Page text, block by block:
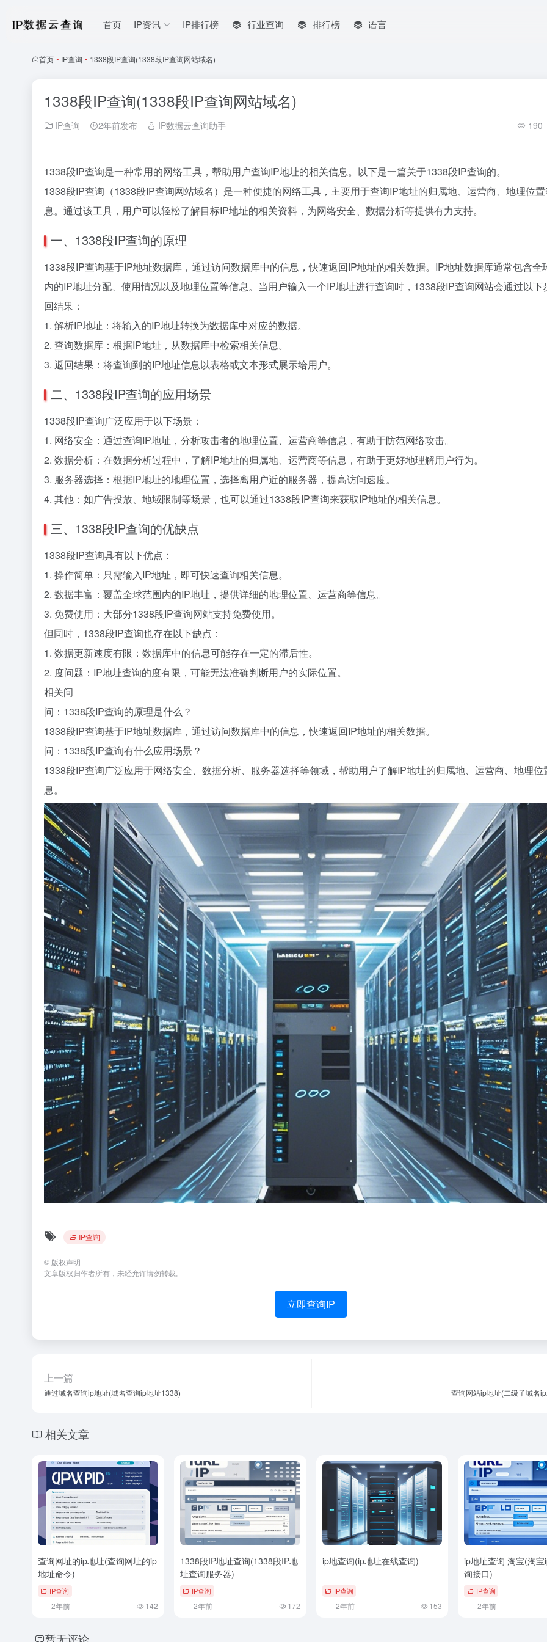
首页 IP资讯 IP排行榜 行业查询 排行榜 语言
首页 • IP查询 • 1338段IP查询(1338段IP查询网站域名)
1338段IP查询(1338段IP查询网站域名)
IP查询 2年前发布 IP数据云查询助手 190
1338段IP查询是一种常用的网络工具，帮助用户查询IP地址的相关信息。以下是一篇关于1338段IP查询的。
1338段IP查询（1338段IP查询网站域名）是一种便捷的网络工具，主要用于查询IP地址的归属地、运营商、地理位
息。通过该工具，用户可以轻松了解目标IP地址的相关资料，为网络安全、数据分析等提供有力支持。
一、1338段IP查询的原理
1338段IP查询基于IP地址数据库，通过访问数据库中的信息，快速返回IP地址的相关数据。IP地址数据库通常包含全
内的IP地址分配、使用情况以及地理位置等信息。当用户输入一个IP地址进行查询时，1338段IP查询网站会通过以下
回结果：
1. 解析IP地址：将输入的IP地址转换为数据库中对应的数据。
2. 查询数据库：根据IP地址，从数据库中检索相关信息。
3. 返回结果：将查询到的IP地址信息以表格或文本形式展示给用户。
二、1338段IP查询的应用场景
1338段IP查询广泛应用于以下场景：
1. 网络安全：通过查询IP地址，分析攻击者的地理位置、运营商等信息，有助于防范网络攻击。
2. 数据分析：在数据分析过程中，了解IP地址的归属地、运营商等信息，有助于更好地理解用户行为。
3. 服务器选择：根据IP地址的地理位置，选择离用户近的服务器，提高访问速度。
4. 其他：如广告投放、地域限制等场景，也可以通过1338段IP查询来获取IP地址的相关信息。
三、1338段IP查询的优缺点
1338段IP查询具有以下优点：
1. 操作简单：只需输入IP地址，即可快速查询相关信息。
2. 数据丰富：覆盖全球范围内的IP地址，提供详细的地理位置、运营商等信息。
3. 免费使用：大部分1338段IP查询网站支持免费使用。
但同时，1338段IP查询也存在以下缺点：
1. 数据更新速度有限：数据库中的信息可能存在一定的滞后性。
2. 度问题：IP地址查询的度有限，可能无法准确判断用户的实际位置。
相关问
问：1338段IP查询的原理是什么？
1338段IP查询基于IP地址数据库，通过访问数据库中的信息，快速返回IP地址的相关数据。
问：1338段IP查询有什么应用场景？
1338段IP查询广泛应用于网络安全、数据分析、服务器选择等领域，帮助用户了解IP地址的归属地、运营商、地理位
息。
IP查询
© 版权声明
文章版权归作者所有，未经允许请勿转载。
立即查询IP
上一篇
通过域名查询ip地址(域名查询ip地址1338) 查询网站ip地址(二级子域名
相关文章
查询网址的ip地址(查询网址的ip
地址命令)
IP查询
2年前 142
1338段IP地址查询(1338段IP地
址查询服务器)
IP查询
2年前 172
ip地查询(ip地址在线查询)
IP查询
2年前 153
ip地址查询 淘宝(淘
询接口)
IP查询
2年前
暂无评论